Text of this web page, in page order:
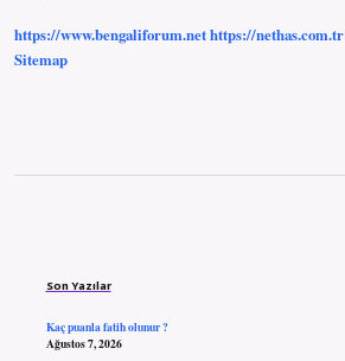
https://www.bengaliforum.nethttps://nethas.com.tr
Sitemap
Son Yazılar
Kaç puanla fatih olunur ?
Ağustos 7, 2026